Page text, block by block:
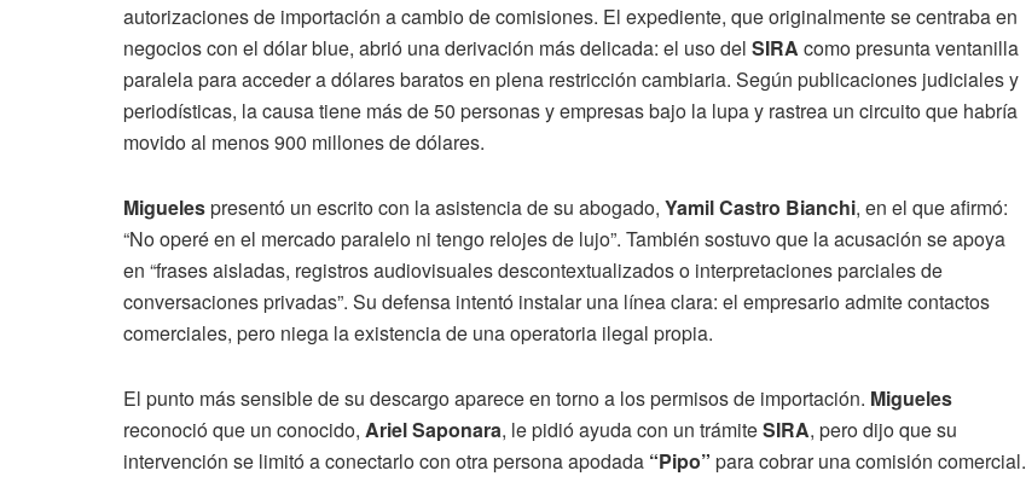
autorizaciones de importación a cambio de comisiones. El expediente, que originalmente se centraba en
negocios con el dólar blue, abrió una derivación más delicada: el uso del SIRA como presunta ventanilla
paralela para acceder a dólares baratos en plena restricción cambiaria. Según publicaciones judiciales y
periodísticas, la causa tiene más de 50 personas y empresas bajo la lupa y rastrea un circuito que habría
movido al menos 900 millones de dólares.
Miguelespresentó un escrito con la asistencia de su abogado, Yamil Castro Bianchi, en el que afirmó:
“No operé en el mercado paralelo ni tengo relojes de lujo”. También sostuvo que la acusación se apoya
en “frases aisladas, registros audiovisuales descontextualizados o interpretaciones parciales de
conversaciones privadas”. Su defensa intentó instalar una línea clara: el empresario admite contactos
comerciales, pero niega la existencia de una operatoria ilegal propia.
El punto más sensible de su descargo aparece en torno a los permisos de importación. Migueles
reconoció que un conocido, Ariel Saponara, le pidió ayuda con un trámiteSIRA, pero dijo que su
intervención se limitó a conectarlo con otra persona apodada “Pipo” para cobrar una comisión comercial.